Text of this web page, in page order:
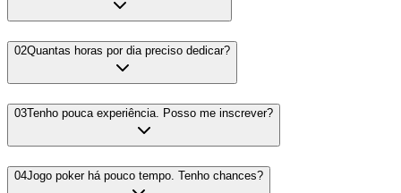
02Quantas horas por dia preciso dedicar?
03Tenho pouca experiência. Posso me inscrever?
04Jogo poker há pouco tempo. Tenho chances?